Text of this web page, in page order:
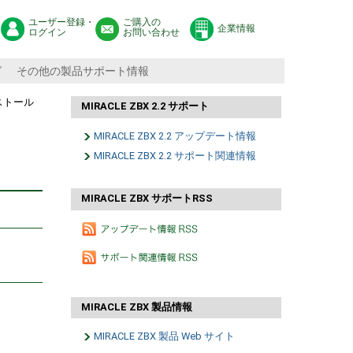
ユーザー登録・
ログイン
ご購入の
お問い合わせ
企業情報
その他の製品サポート情報
トール MIRACLE ZBX 2.2 サポート
MIRACLE ZBX 2.2 アップデート情報
MIRACLE ZBX 2.2 サポート関連情報
MIRACLE ZBX サポートRSS
MIRACLE ZBX 製品情報
MIRACLE ZBX 製品 Web サイト